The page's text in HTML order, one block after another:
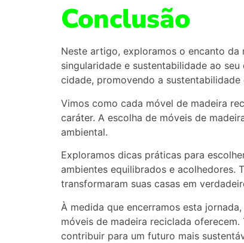
Conclusão
Neste artigo, exploramos o encanto
singularidade e sustentabilidade ao
cidade, promovendo a
Vimos como cada móvel de madeira
caráter. A escolha de móveis de
ambiental.
Exploramos dicas práticas para
ambientes equilibrados e acolhedores.
transformaram suas casas em
À medida que encerramos esta
móveis de madeira reciclada
contribuir para um futuro mais